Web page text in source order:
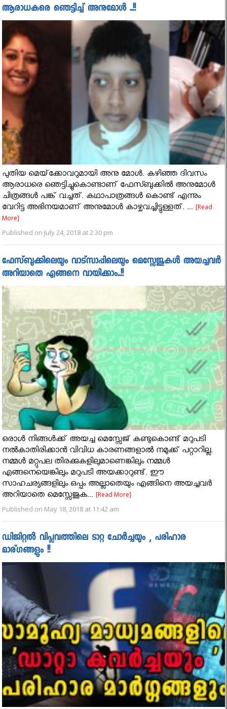
ആരാധകരെ ഞെട്ടിച്ച് അനുമോൾ ..!!
പുതിയ മെയ്‌ക്കോവറുമായി അനു മോൾ. കഴിഞ്ഞ ദിവസം
ആരാധരെ ഞെട്ടിച്ചുകൊണ്ടാണ് ഫേസ്ബുക്കിൽ അനുമോൾ
ചിത്രങ്ങൾ പങ്ക് വച്ചത്. കഥാപാത്രങ്ങൾ കൊണ്ട് എന്നും
വേറിട്ട അഭിനയമാണ് അനുമോൾ കാഴ്ചവച്ചിട്ടുള്ളത്. ...[Read
More]
Published on July 24, 2018 at 2:30 pm
ഫേസ്ബുക്കിലെയും വാട്‍സാപ്പിലെയും മെസ്സേജുകൾ അയച്ചവർ
അറിയാതെ എങ്ങനെ വായിക്കാം..!!
ഒരാൾ നിങ്ങൾക്ക് അയച്ച മെസ്സേജ് കണ്ടുകൊണ്ട് മറുപടി
നൽകാതിരിക്കാൻ വിവിധ കാരണങ്ങളാൽ നമുക്ക് പറ്റാറില്ല.
നമ്മൾ മറ്റുപല തിരക്കുകളിലുമാണെങ്കിലും നമ്മൾ
എങ്ങനെയെങ്കിലും മറുപടി അയക്കാറുണ്ട്. ഈ
സാഹചര്യങ്ങളിലും ഒപ്പം അല്ലാതെയും എങ്ങിനെ അയച്ചവർ
അറിയാതെ മെസ്സേജുക...[Read More]
Published on May 18, 2018 at 11:42 am
ഡിജിറ്റൽ വിപ്ലവത്തിലെ ടാറ്റ ചോർച്ചയും , പരിഹാര
മാര്ഗങ്ങളും !!